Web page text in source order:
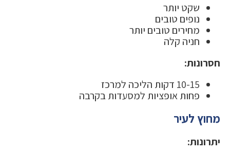
שקט יותר
נופים טובים
מחירים טובים יותר
חניה קלה
חסרונות:
10-15 דקות הליכה למרכז
פחות אופציות למסעדות בקרבה
מחוץ לעיר
יתרונות: